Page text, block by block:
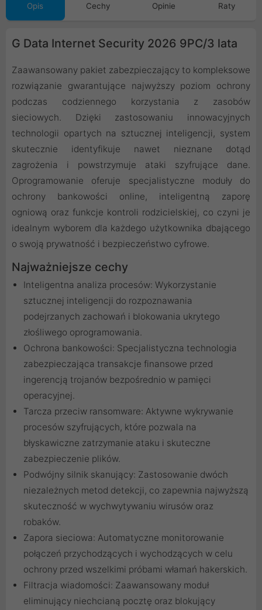
Opis Cechy Opinie Raty
G Data Internet Security 2026 9PC/3 lata
Zaawansowany pakiet zabezpieczający to kompleksowe
rozwiązanie gwarantujące najwyższy poziom ochrony
podczas codziennego korzystania z zasobów
sieciowych. Dzięki zastosowaniu innowacyjnych
technologii opartych na sztucznej inteligencji, system
skutecznie identyfikuje nawet nieznane dotąd
zagrożenia i powstrzymuje ataki szyfrujące dane.
Oprogramowanie oferuje specjalistyczne moduły do
ochrony bankowości online, inteligentną zaporę
ogniową oraz funkcje kontroli rodzicielskiej, co czyni je
idealnym wyborem dla każdego użytkownika dbającego
o swoją prywatność i bezpieczeństwo cyfrowe.
Najważniejsze cechy
Inteligentna analiza procesów: Wykorzystanie
sztucznej inteligencji do rozpoznawania
podejrzanych zachowań i blokowania ukrytego
złośliwego oprogramowania.
Ochrona bankowości: Specjalistyczna technologia
zabezpieczająca transakcje finansowe przed
ingerencją trojanów bezpośrednio w pamięci
operacyjnej.
Tarcza przeciw ransomware: Aktywne wykrywanie
procesów szyfrujących, które pozwala na
błyskawiczne zatrzymanie ataku i skuteczne
zabezpieczenie plików.
Podwójny silnik skanujący: Zastosowanie dwóch
niezależnych metod detekcji, co zapewnia najwyższą
skuteczność w wychwytywaniu wirusów oraz
robaków.
Zapora sieciowa: Automatyczne monitorowanie
połączeń przychodzących i wychodzących w celu
ochrony przed wszelkimi próbami włamań hakerskich.
Filtracja wiadomości: Zaawansowany moduł
eliminujący niechcianą pocztę oraz blokujący